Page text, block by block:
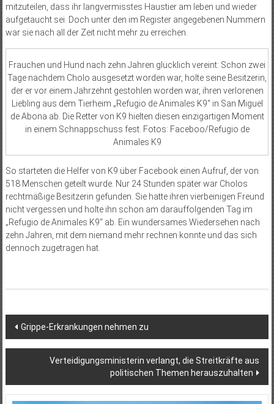
mitzuteilen, dass ihr langvermisstes Haustier am leben und wieder
aufgetaucht sei. Doch unter den im Register angegebenen Nummern
war sie nach all der Zeit nicht mehr zu erreichen.
Frauchen und Hund nach zehn Jahren glücklich vereint: Schon zwei
Tage nachdem Cholo ausgesetzt worden war, holte seine Besitzerin,
der er vor einem Jahrzehnt gestohlen worden war, ihren verlorenen
Liebling aus dem Tierheim „Refugio de Animales K9“ in San Miguel
de Abona ab. Die Retter von K9 hielten diesen einzigartigen Moment
in einem Schnappschuss fest. Fotos: Faceboo/Refugio de
Animales K9
So starteten die Helfer von K9 über Facebook einen Aufruf, der von
518 Menschen geteilt wurde. Nur 24 Stunden später war Cholos
rechtmäßige Besitzerin gefunden. Sie hatte ihren vierbeinigen Freund
nicht vergessen und holte ihn schon am darauffolgenden Tag im
„Refugio de Animales K9“ ab. Ein wundersames Wiedersehen nach
zehn Jahren, mit dem niemand mehr rechnen konnte und das sich
dennoch zugetragen hat.
Beitragsnavigation
Grippe-Erkrankungen nehmen zu
Verteidigungsministerin verlangt, die Streitkräfte aus
politischen Themen herauszuhalten